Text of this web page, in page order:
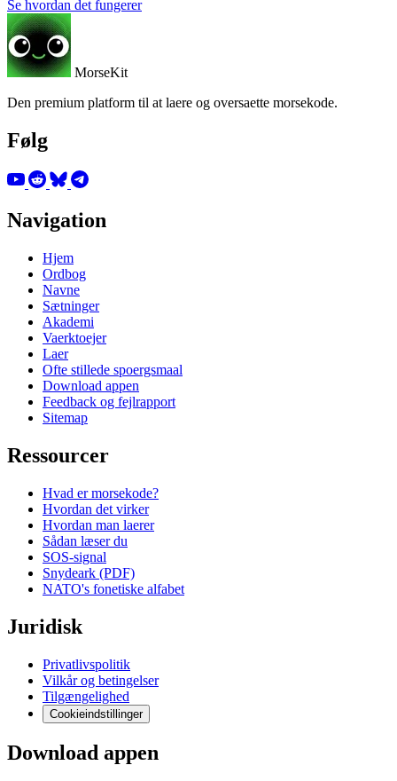
Se hvordan det fungerer
MorseKit
Den premium platform til at laere og oversaette morsekode.
Følg
Navigation
Hjem
Ordbog
Navne
Sætninger
Akademi
Vaerktoejer
Laer
Ofte stillede spoergsmaal
Download appen
Feedback og fejlrapport
Sitemap
Ressourcer
Hvad er morsekode?
Hvordan det virker
Hvordan man laerer
Sådan læser du
SOS-signal
Snydeark (PDF)
NATO's fonetiske alfabet
Juridisk
Privatlivspolitik
Vilkår og betingelser
Tilgængelighed
Cookieindstillinger
Download appen